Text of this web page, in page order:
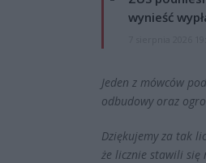
wynieść
Jeden z mówców
odbudowy oraz
Dziękujemy za tak
że licznie stawili się